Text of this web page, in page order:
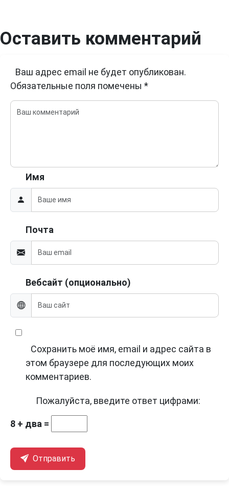
Оставить комментарий
Ваш адрес email не будет опубликован.
Обязательные поля помечены *
Имя
Почта
Вебсайт (опционально)
Сохранить моё имя, email и адрес сайта в
этом браузере для последующих моих
комментариев.
Пожалуйста, введите ответ цифрами:
8 + два =
Отправить